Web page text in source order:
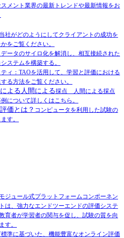
メント業界の最新トレンドや最新情報をお
当社がどのようにしてクライアントの成功を
をご覧ください。
ータのサイロ化を解消し、相互接続された
ステムを構築する。
ィ：TAOを活用して、学習と評価における
る方法をご覧ください。
よる人間による採点 人間による採点
について詳しくはこちら。
価とは？ コンピュータを利用した試験の
す。
ジュール式プラットフォームコンポーネン
は、強力なエンドツーエンドの評価システ
育者が学習者の関与を促し、試験の質を向
す。
準に基づいた、機能豊富なオンライン評価